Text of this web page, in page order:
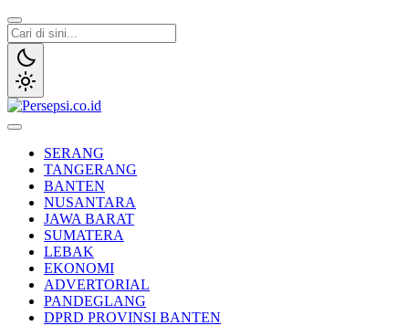
Lewati
ke
konten
SERANG
TANGERANG
BANTEN
NUSANTARA
JAWA BARAT
SUMATERA
LEBAK
EKONOMI
ADVERTORIAL
PANDEGLANG
DPRD PROVINSI BANTEN